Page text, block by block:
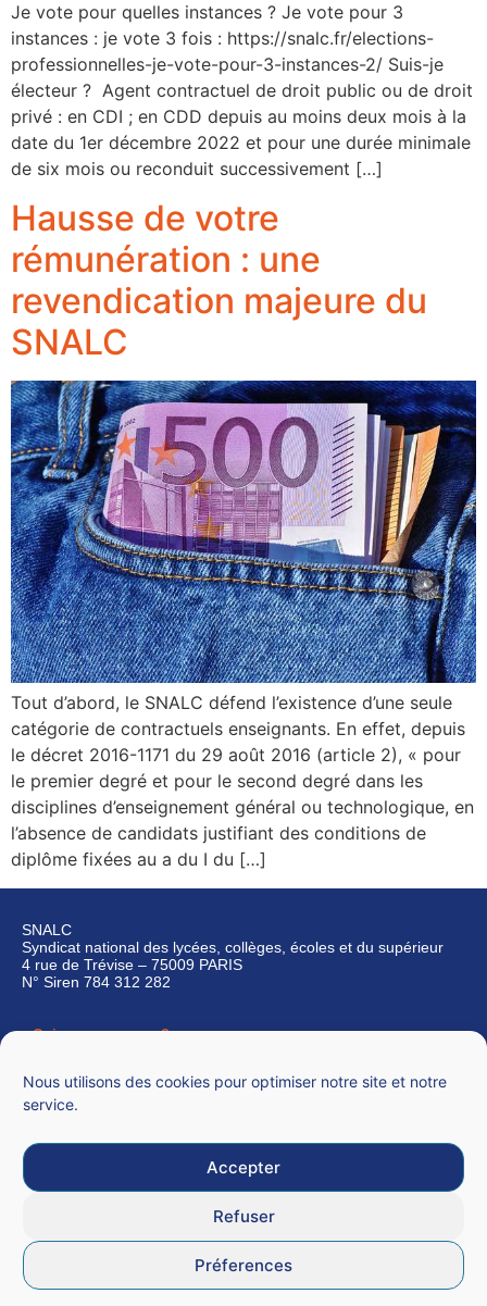
Nous utilisons des cookies pour optimiser notre site et notre
service.
Accepter
Refuser
Préferences
Je vote pour quelles instances ? Je vote pour 3
instances : je vote 3 fois : https://snalc.fr/elections-
professionnelles-je-vote-pour-3-instances-2/ Suis-je
électeur ? Agent contractuel de droit public ou de droit
privé : en CDI ; en CDD depuis au moins deux mois à la
date du 1er décembre 2022 et pour une durée minimale
de six mois ou reconduit successivement […]
Hausse de votre
rémunération : une
revendication majeure du
SNALC
Tout d’abord, le SNALC défend l’existence d’une seule
catégorie de contractuels enseignants. En effet, depuis
le décret 2016-1171 du 29 août 2016 (article 2), « pour
le premier degré et pour le second degré dans les
disciplines d’enseignement général ou technologique, en
l’absence de candidats justifiant des conditions de
diplôme fixées au a du I du […]
SNALC
Syndicat national des lycées, collèges, écoles et du supérieur
4 rue de Trévise – 75009 PARIS
N° Siren 784 312 282
Qui sommes-nous ?
CGU